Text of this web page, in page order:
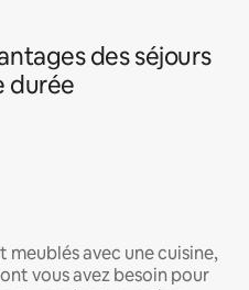
des séjours
durée
avec une cuisine,
vous avez besoin pour